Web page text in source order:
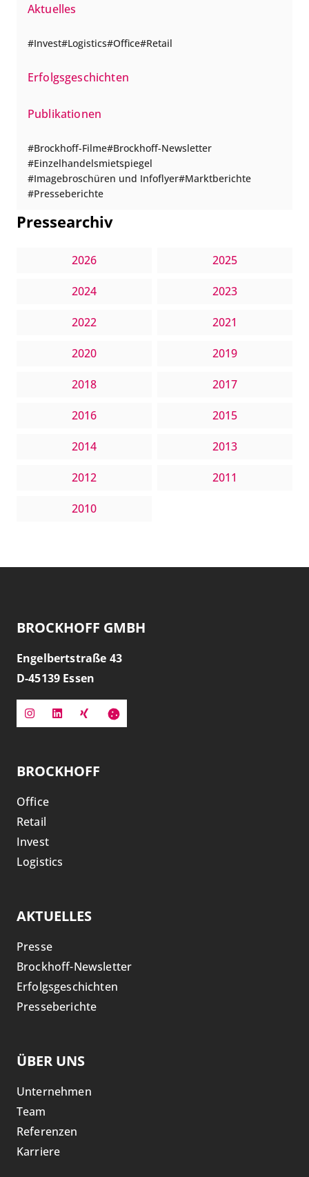
Aktuelles
Invest Logistics Office Retail
Erfolgsgeschichten
Publikationen
Brockhoff-Filme Brockhoff-Newsletter
Einzelhandelsmietspiegel
Imagebroschüren und Infoflyer Marktberichte
Presseberichte
Pressearchiv
2026 2025
2024 2023
2022 2021
2020 2019
2018 2017
2016 2015
2014 2013
2012 2011
2010
BROCKHOFF GMBH
Engelbertstraße 43
D-45139 Essen
BROCKHOFF
Office
Retail
Invest
Logistics
AKTUELLES
Presse
Brockhoff-Newsletter
Erfolgsgeschichten
Presseberichte
ÜBER UNS
Unternehmen
Team
Referenzen
Karriere